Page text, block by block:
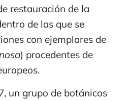
restauración de la
de las que se
con ejemplares de
) procedentes de
un grupo de botánicos